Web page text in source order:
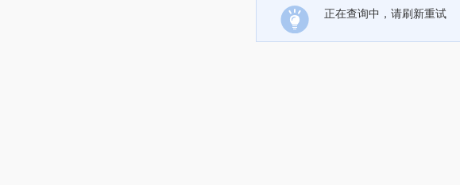
正在查询中，请刷新重试